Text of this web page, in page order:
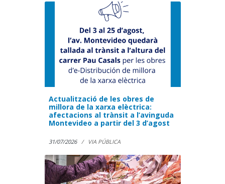
Actualització de les obres de
millora de la xarxa elèctrica:
afectacions al trànsit a l’avinguda
Montevideo a partir del 3 d’agost
31/07/2026 VIA PÚBLICA